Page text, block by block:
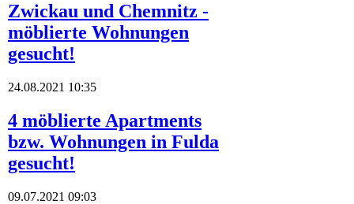
Zwickau und Chemnitz -
möblierte Wohnungen
gesucht!
24.08.2021 10:35
4 möblierte Apartments
bzw. Wohnungen in Fulda
gesucht!
09.07.2021 09:03